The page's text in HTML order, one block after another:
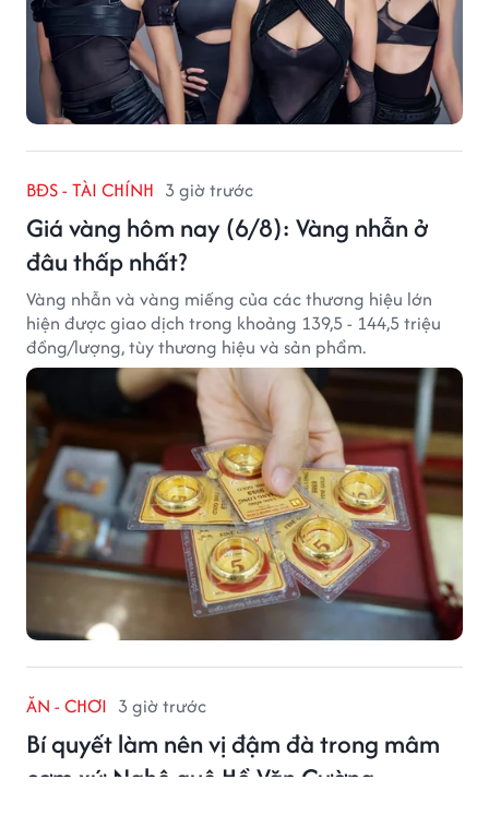
BĐS - TÀI CHÍNH 3 giờ trước
Giá vàng hôm nay (6/8): Vàng nhẫn ở
đâu thấp nhất?
Vàng nhẫn và vàng miếng của các thương hiệu lớn
hiện được giao dịch trong khoảng 139,5 - 144,5 triệu
đồng/lượng, tùy thương hiệu và sản phẩm.
ĂN - CHƠI 3 giờ trước
Bí quyết làm nên vị đậm đà trong mâm
cơm xứ Nghệ quê Hồ Văn Cường